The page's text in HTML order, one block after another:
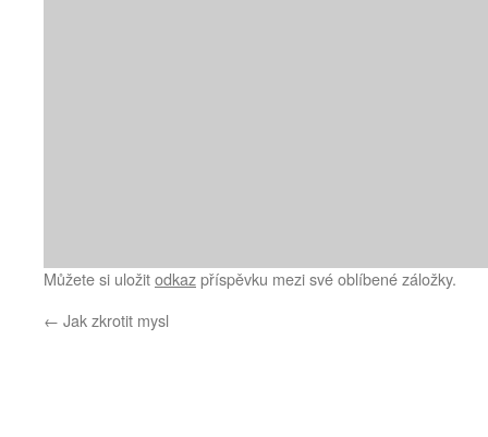
Můžete si uložitodkazpříspěvku mezi své oblíbené záložky.
← Jak zkrotit mysl